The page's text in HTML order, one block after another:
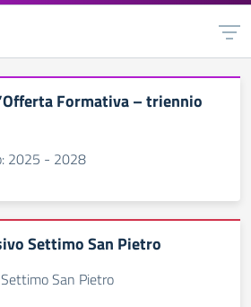
Formativa – triennio
2025 - 2028
Settimo San Pietro
San Pietro